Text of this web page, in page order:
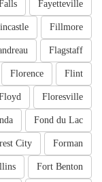
Fayetteville
Fillmore
Flagstaff
Flint
Florence
Floresville
Fond du Lac
Forman
City
Fort Benton